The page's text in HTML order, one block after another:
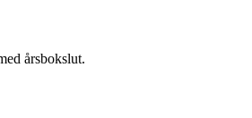
årsbokslut.